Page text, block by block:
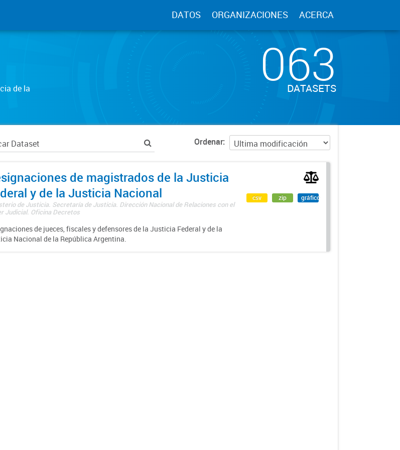
DATOS ORGANIZACIONES ACERCA
de la
063
DATASETS
Ordenar
de magistrados de la Justicia
y de la Justicia Nacional
de Justicia. Secretaría de Justicia. Dirección Nacional de Relaciones con el
Judicial. Oficina Decretos
de jueces, fiscales y defensores de la Justicia Federal y de la
Nacional de la República Argentina.
csv zip gráfico